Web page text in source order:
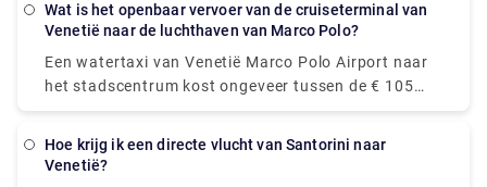
vertrekken van maandag tot en met zaterdag elke
20 minuten.
wat is het openbaar vervoer van de cruiseterminal van
Venetië naar de luchthaven van Marco Polo?
Een watertaxi van Venetië Marco Polo Airport naar
het stadscentrum kost ongeveer tussen de € 105
(US$ 118,50) en € 135 ( US$ 152,40). De prijs van
Roma naar het stadscentrum ligt tussen € 65 ( US$
hoe krijg ik een directe vlucht van Santorini naar
Venetië?